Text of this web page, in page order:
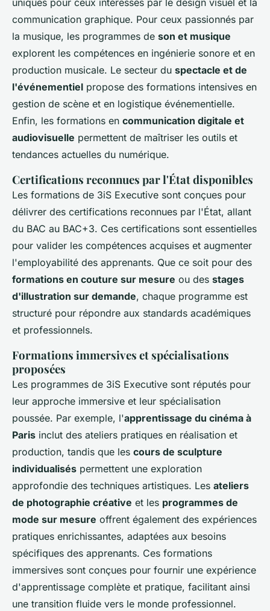
uniques pour ceux intéressés par le design visuel et la
communication graphique. Pour ceux passionnés par
la musique, les programmes de son et musique
explorent les compétences en ingénierie sonore et en
production musicale. Le secteur du spectacle et de
l'événementiel propose des formations intensives en
gestion de scène et en logistique événementielle.
Enfin, les formations en communication digitale et
audiovisuelle permettent de maîtriser les outils et
tendances actuelles du numérique.
Certifications reconnues par l'État disponibles
Les formations de 3iS Executive sont conçues pour
délivrer des certifications reconnues par l'État, allant
du BAC au BAC+3. Ces certifications sont essentielles
pour valider les compétences acquises et augmenter
l'employabilité des apprenants. Que ce soit pour des
formations en couture sur mesure ou des stages
d'illustration sur demande, chaque programme est
structuré pour répondre aux standards académiques
et professionnels.
Formations immersives et spécialisations
proposées
Les programmes de 3iS Executive sont réputés pour
leur approche immersive et leur spécialisation
poussée. Par exemple, l'apprentissage du cinéma à
Paris inclut des ateliers pratiques en réalisation et
production, tandis que les cours de sculpture
individualisés permettent une exploration
approfondie des techniques artistiques. Les ateliers
de photographie créative et les programmes de
mode sur mesure offrent également des expériences
pratiques enrichissantes, adaptées aux besoins
spécifiques des apprenants. Ces formations
immersives sont conçues pour fournir une expérience
d'apprentissage complète et pratique, facilitant ainsi
une transition fluide vers le monde professionnel.